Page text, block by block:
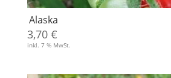
Alaska
3,70 €
inkl. 7 % MwSt.